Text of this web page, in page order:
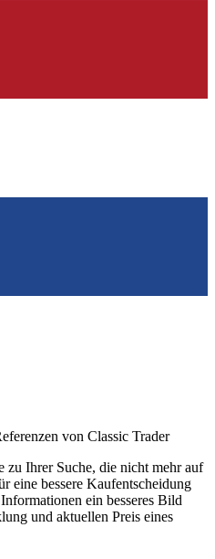
von Classic Trader
zu Ihrer Suche, die nicht mehr auf
eine bessere Kaufentscheidung
ein besseres Bild
und aktuellen Preis eines